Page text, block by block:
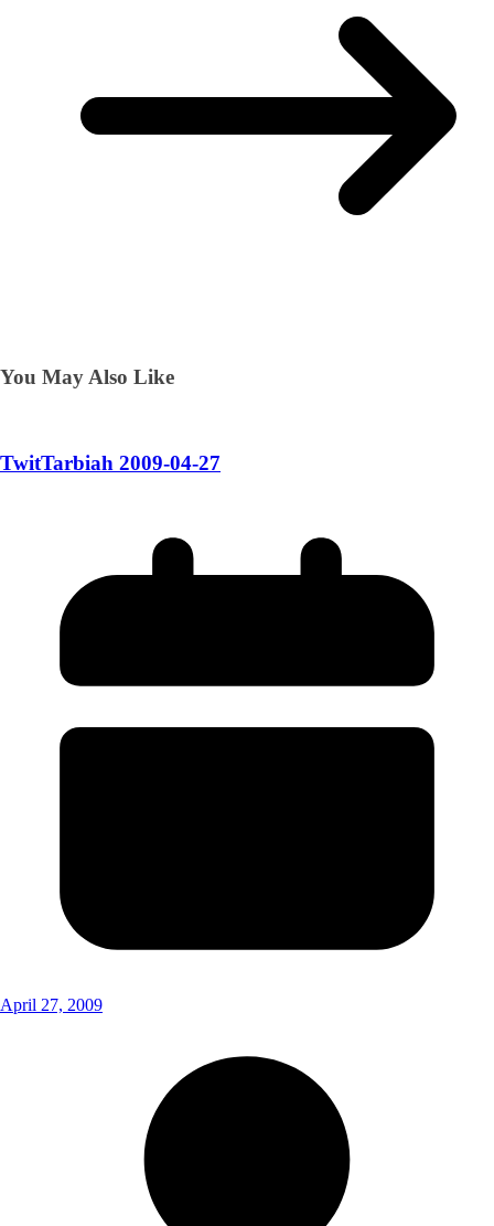
You May Also Like
TwitTarbiah 2009-04-27
April 27, 2009